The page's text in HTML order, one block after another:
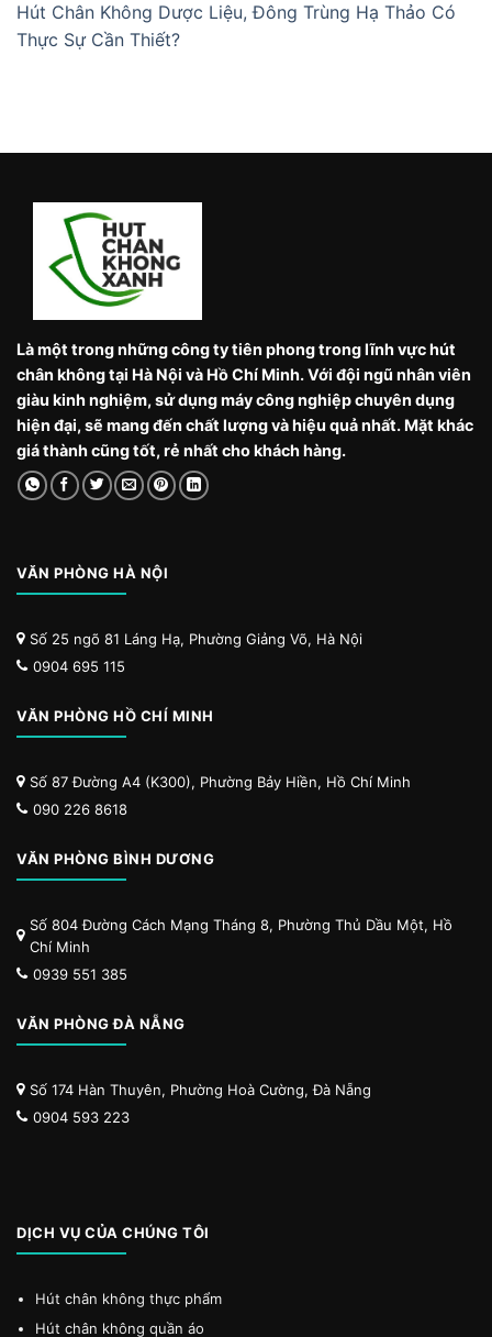
Hút Chân Không Dược Liệu, Đông Trùng Hạ Thảo Có
Thực Sự Cần Thiết?
Là một trong những công ty tiên phong trong lĩnh vực hút
chân không tại Hà Nội và Hồ Chí Minh. Với đội ngũ nhân viên
giàu kinh nghiệm, sử dụng máy công nghiệp chuyên dụng
hiện đại, sẽ mang đến chất lượng và hiệu quả nhất. Mặt khác
giá thành cũng tốt, rẻ nhất cho khách hàng.
VĂN PHÒNG HÀ NỘI
Số 25 ngõ 81 Láng Hạ, Phường Giảng Võ, Hà Nội
0904 695 115
VĂN PHÒNG HỒ CHÍ MINH
Số 87 Đường A4 (K300), Phường Bảy Hiền, Hồ Chí Minh
090 226 8618
VĂN PHÒNG BÌNH DƯƠNG
Số 804 Đường Cách Mạng Tháng 8, Phường Thủ Dầu Một, Hồ
Chí Minh
0939 551 385
VĂN PHÒNG ĐÀ NẴNG
Số 174 Hàn Thuyên, Phường Hoà Cường, Đà Nẵng
0904 593 223
DỊCH VỤ CỦA CHÚNG TÔI
Hút chân không thực phẩm
Hút chân không quần áo